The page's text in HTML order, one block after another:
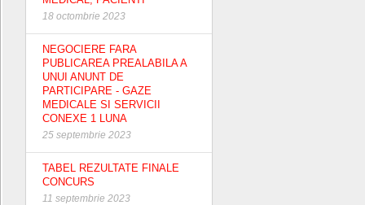
18 octombrie 2023
NEGOCIERE FARA
PUBLICAREA PREALABILA A
UNUI ANUNT DE
PARTICIPARE - GAZE
MEDICALE SI SERVICII
CONEXE 1 LUNA
25 septembrie 2023
TABEL REZULTATE FINALE
CONCURS
11 septembrie 2023